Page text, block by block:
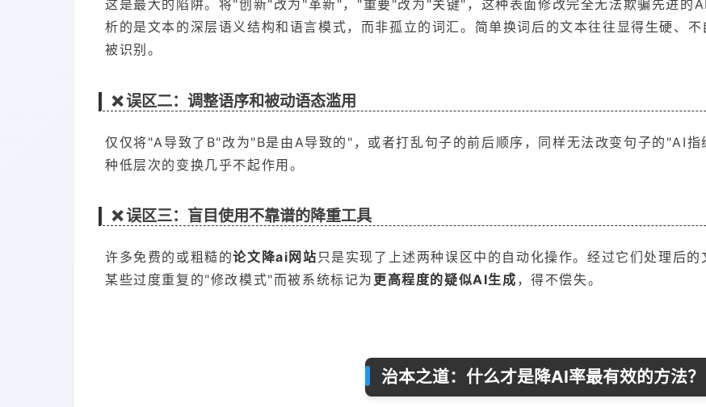
这是最大的陷阱。将"创新"改为"革新"，"重要"改为"关键"，这种表面修改完全无法欺骗先进的AI
析的是文本的深层语义结构和语言模式，而非孤立的词汇。简单换词后的文本往往显得生硬、
被识别。
❌ 误区二：调整语序和被动语态滥用
仅仅将"A导致了B"改为"B是由A导致的"，或者打乱句子的前后顺序，同样无法改变句子的"AI
种低层次的变换几乎不起作用。
❌ 误区三：盲目使用不靠谱的降重工具
许多免费的或粗糙的论文降ai网站 只是实现了上述两种误区中的自动化操作。经过它们处理后
某些过度重复的"修改模式"而被系统标记为 更高程度的疑似AI生成 ，得不偿失。
治本之道：什么才是降AI率最有效的方法？